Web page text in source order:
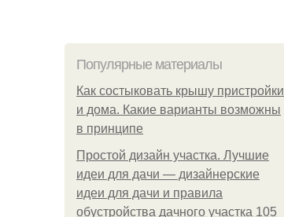
Популярные материалы
Как состыковать крышу пристройки
и дома. Какие варианты возможны
в принципе
Простой дизайн участка. Лучшие
идеи для дачи — дизайнерские
идеи для дачи и правила
обустройства дачного участка 105